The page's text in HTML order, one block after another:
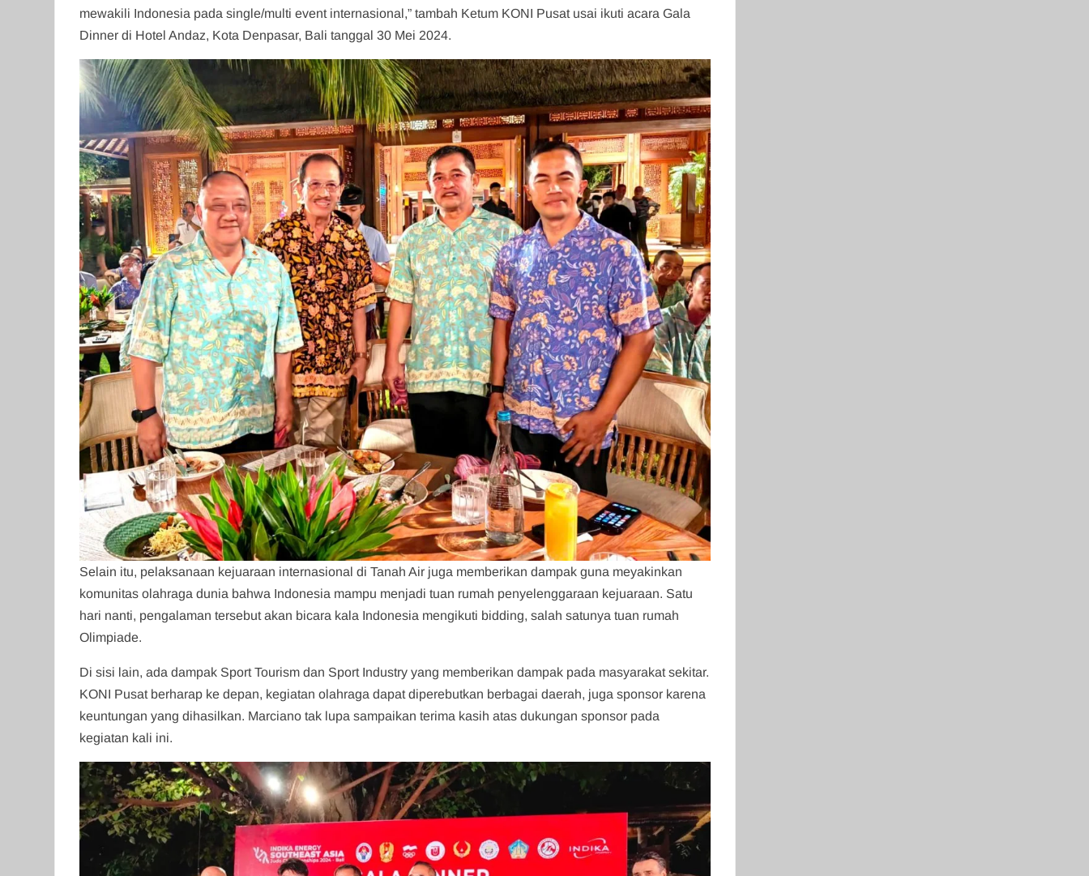
mewakili Indonesia pada single/multi event internasional,” tambah Ketum KONI Pusat usai ikuti acara Gala
Dinner di Hotel Andaz, Kota Denpasar, Bali tanggal 30 Mei 2024.
Selain itu, pelaksanaan kejuaraan internasional di Tanah Air juga memberikan dampak guna meyakinkan
komunitas olahraga dunia bahwa Indonesia mampu menjadi tuan rumah penyelenggaraan kejuaraan. Satu
hari nanti, pengalaman tersebut akan bicara kala Indonesia mengikuti bidding, salah satunya tuan rumah
Olimpiade.
Di sisi lain, ada dampak Sport Tourism dan Sport Industry yang memberikan dampak pada masyarakat sekitar.
KONI Pusat berharap ke depan, kegiatan olahraga dapat diperebutkan berbagai daerah, juga sponsor karena
keuntungan yang dihasilkan. Marciano tak lupa sampaikan terima kasih atas dukungan sponsor pada
kegiatan kali ini.